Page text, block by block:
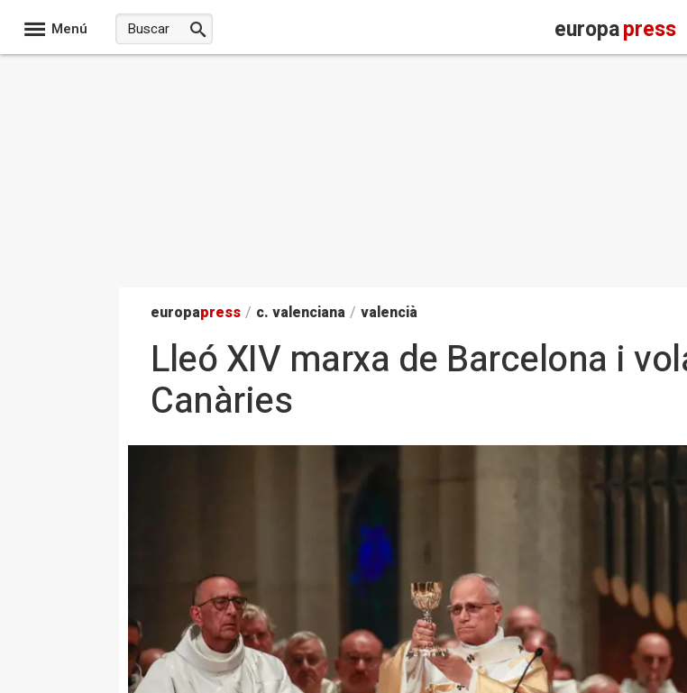
Menú europapress
europapress / c. valenciana / valencià
Lleó XIV marxa de Barcelona i
Canàries